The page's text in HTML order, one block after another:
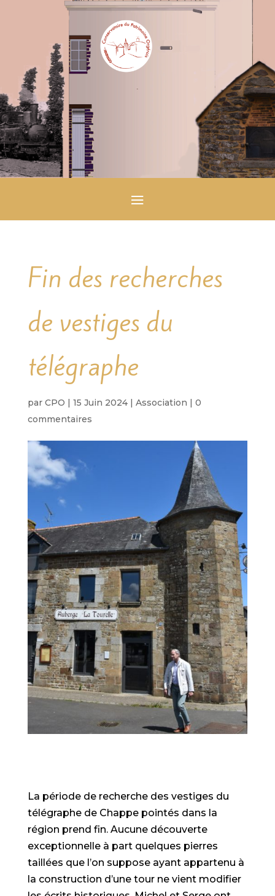
Fin des recherches
de vestiges du
télégraphe
par CPO | 15 Juin 2024| Association | 0
commentaires
La période de recherche des vestiges du
télégraphe de Chappe pointés dans la
région prend fin. Aucune découverte
exceptionnelle à part quelques pierres
taillées que l’on suppose ayant appartenu à
la construction d’une tour ne vient modifier